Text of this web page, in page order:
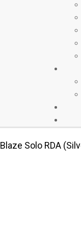
Blaze Solo RDA